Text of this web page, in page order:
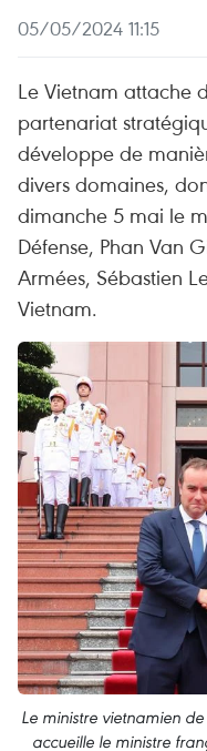
05/05/2024 11:15
Le Vietnam attache
partenariat
développe de
divers domaines,
dimanche 5 mai le
Défense, Phan Van
Armées, Sébastien
Vietnam.
Le ministre vietnamien
accueille le ministre